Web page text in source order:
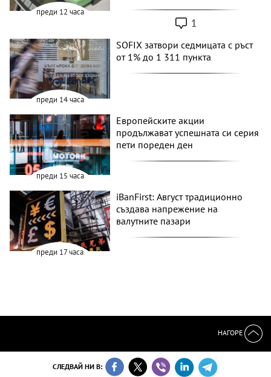
преди 12 часа
1
преди 14 часа
SOFIX затвори седмицата с ръст
от 1% до 1 311 пункта
преди 15 часа
Европейските акции
продължават успешната си серия
пети пореден ден
преди 17 часа
iBanFirst: Август традиционно
създава напрежение на
валутните пазари
НАГОРЕ
СЛЕДВАЙ НИ В: